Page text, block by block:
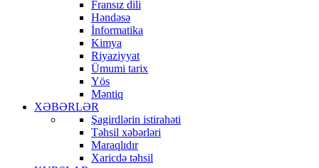
Fransız dili
Həndəsə
İnformatika
Kimya
Riyaziyyat
Ümumi tarix
Yös
Məntiq
XƏBƏRLƏR
Şagirdlərin istirahəti
Təhsil xəbərləri
Maraqlıdır
Xaricdə təhsil